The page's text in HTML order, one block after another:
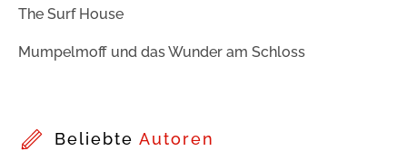
The Surf House
Mumpelmoff und das Wunder am Schloss
Beliebte Autoren